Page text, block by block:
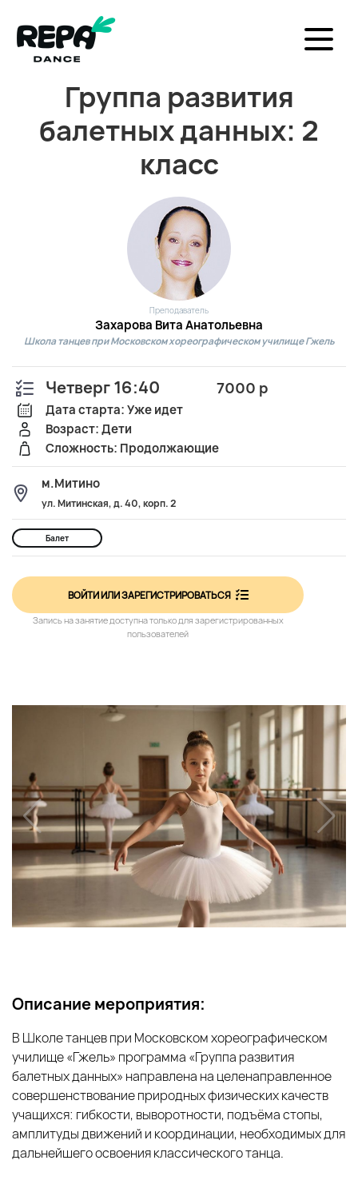
Группа развития
балетных данных: 2
класс
Преподаватель
Захарова Вита Анатольевна
Школа танцев при Московском хореографическом училище Гжель
Четверг 16:40 7000 р
Дата старта: Уже идет
Возраст: Дети
Сложность: Продолжающие
м.Митино
ул. Митинская, д. 40, корп. 2
Балет
ВОЙТИ ИЛИ ЗАРЕГИСТРИРОВАТЬСЯ
Запись на занятие доступна только для зарегистрированных
пользователей
Описание мероприятия:
В Школе танцев при Московском хореографическом
училище «Гжель» программа «Группа развития
балетных данных» направлена на целенаправленное
совершенствование природных физических качеств
учащихся: гибкости, выворотности, подъёма стопы,
амплитуды движений и координации, необходимых для
дальнейшего освоения классического танца.